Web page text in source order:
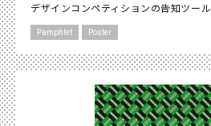
デザインコンペティションの告知ツール
Pamphlet Poster